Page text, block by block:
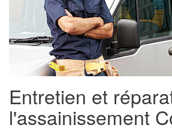
Entretien et
l'assainissement